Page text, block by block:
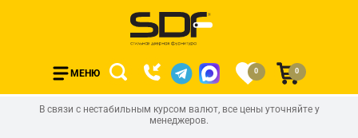
МЕНЮ 0 0
В связи с нестабильным курсом валют, все цены уточняйте у
менеджеров.